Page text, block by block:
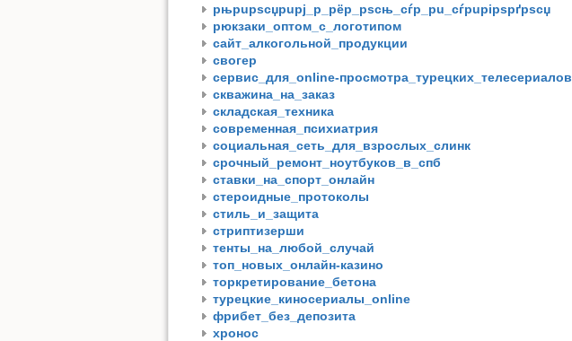
рњрuрѕсџрuрј_р_рёр_рѕсњ_сѓр_рu_сѓрuрірѕрґрѕсџ
рюкзаки_оптом_с_логотипом
сайт_алкогольной_продукции
свогер
сервис_для_online-просмотра_турецких_телесериалов
скважина_на_заказ
складская_техника
современная_психиатрия
социальная_сеть_для_взрослых_слинк
срочный_ремонт_ноутбуков_в_спб
ставки_на_спорт_онлайн
стероидные_протоколы
стиль_и_защита
стриптизерши
тенты_на_любой_случай
топ_новых_онлайн-казино
торкретирование_бетона
турецкие_киносериалы_online
фрибет_без_депозита
хронос